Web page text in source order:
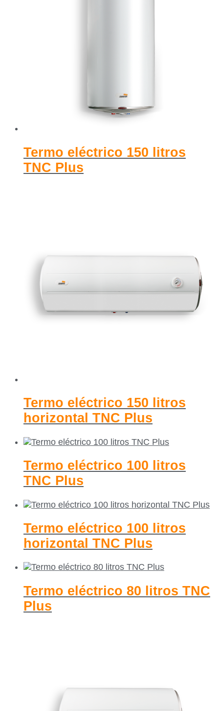
Termo eléctrico 150 litros
TNC Plus
Termo eléctrico 150 litros
horizontal TNC Plus
Termo eléctrico 100 litros
TNC Plus
Termo eléctrico 100 litros
horizontal TNC Plus
Termo eléctrico 80 litros TNC
Plus